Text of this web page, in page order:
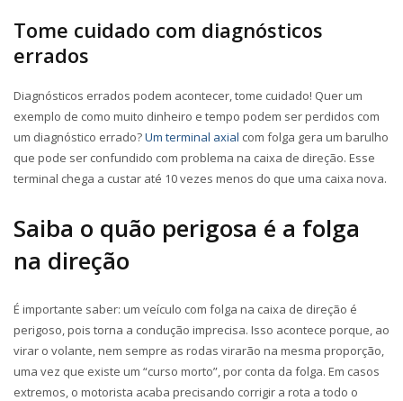
Tome cuidado com diagnósticos
errados
Diagnósticos errados podem acontecer, tome cuidado! Quer um
exemplo de como muito dinheiro e tempo podem ser perdidos com
um diagnóstico errado?Um terminal axial com folga gera um barulho
que pode ser confundido com problema na caixa de direção. Esse
terminal chega a custar até 10 vezes menos do que uma caixa nova.
Saiba o quão perigosa é a folga
na direção
É importante saber: um veículo com folga na caixa de direção é
perigoso, pois torna a condução imprecisa. Isso acontece porque, ao
virar o volante, nem sempre as rodas virarão na mesma proporção,
uma vez que existe um “curso morto”, por conta da folga. Em casos
extremos, o motorista acaba precisando corrigir a rota a todo o